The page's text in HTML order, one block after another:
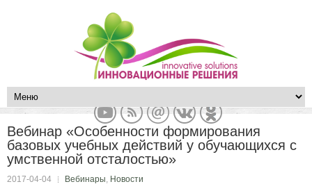
Вебинар «Особенности формирования
базовых учебных действий у обучающихся с
умственной отсталостью»
2017-04-04 Вебинары, Новости